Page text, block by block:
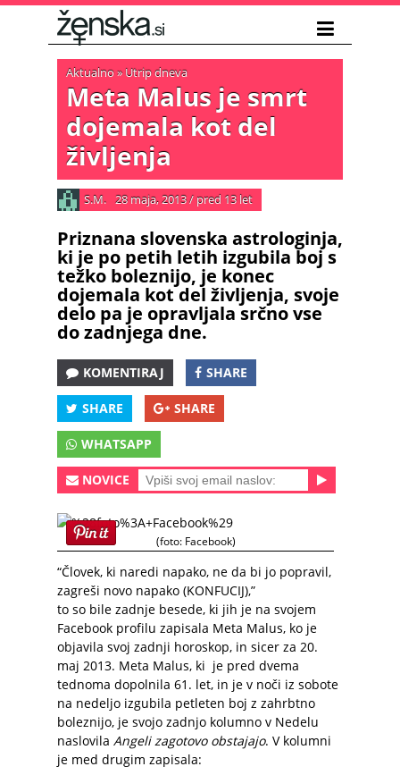
Aktualno» Utrip dneva
Meta Malus je smrt
dojemala kot del
življenja
S.M. 28 maja, 2013/ pred 13 let
Priznana slovenska astrologinja,
ki je po petih letih izgubila boj s
težko boleznijo, je konec
dojemala kot del življenja, svoje
delo pa je opravljala srčno vse
do zadnjega dne.
KOMENTIRAJ SHARE
SHARE SHARE
WHATSAPP
NOVICE
(foto: Facebook)
“Človek, ki naredi napako, ne da bi jo popravil,
zagreši novo napako (KONFUCIJ),”
to so bile zadnje besede, ki jih je na svojem
Facebook profilu zapisala Meta Malus, ko je
objavila svoj zadnji horoskop, in sicer za 20.
maj 2013. Meta Malus, ki je pred dvema
tednoma dopolnila 61. let, in je v noči iz sobote
na nedeljo izgubila petleten boj z zahrbtno
boleznijo, je svojo zadnjo kolumno v Nedelu
naslovila Angeli zagotovo obstajajo. V kolumni
je med drugim zapisala: